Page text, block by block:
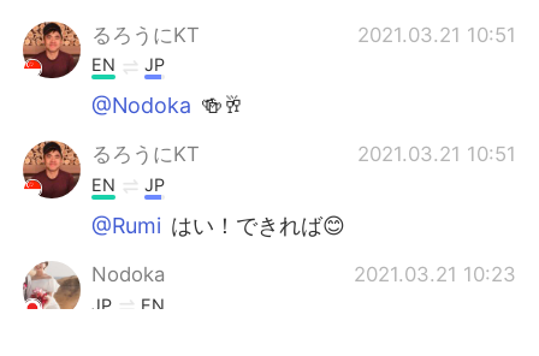
るろうにKT 2021.03.21 10:51
EN JP
@Nodoka 🍻🥂
るろうにKT 2021.03.21 10:51
EN JP
@Rumi はい！できれば😊
Nodoka 2021.03.21 10:23
JP EN